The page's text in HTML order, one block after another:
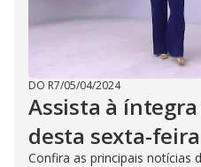
DO R7/05/04/2024
Assista à íntegra
desta sexta-
Confira as principais notícias